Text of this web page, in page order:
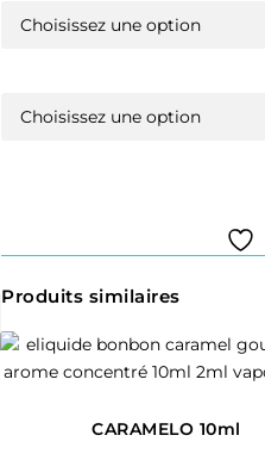
Produits similaires
CARAMELO 10ml